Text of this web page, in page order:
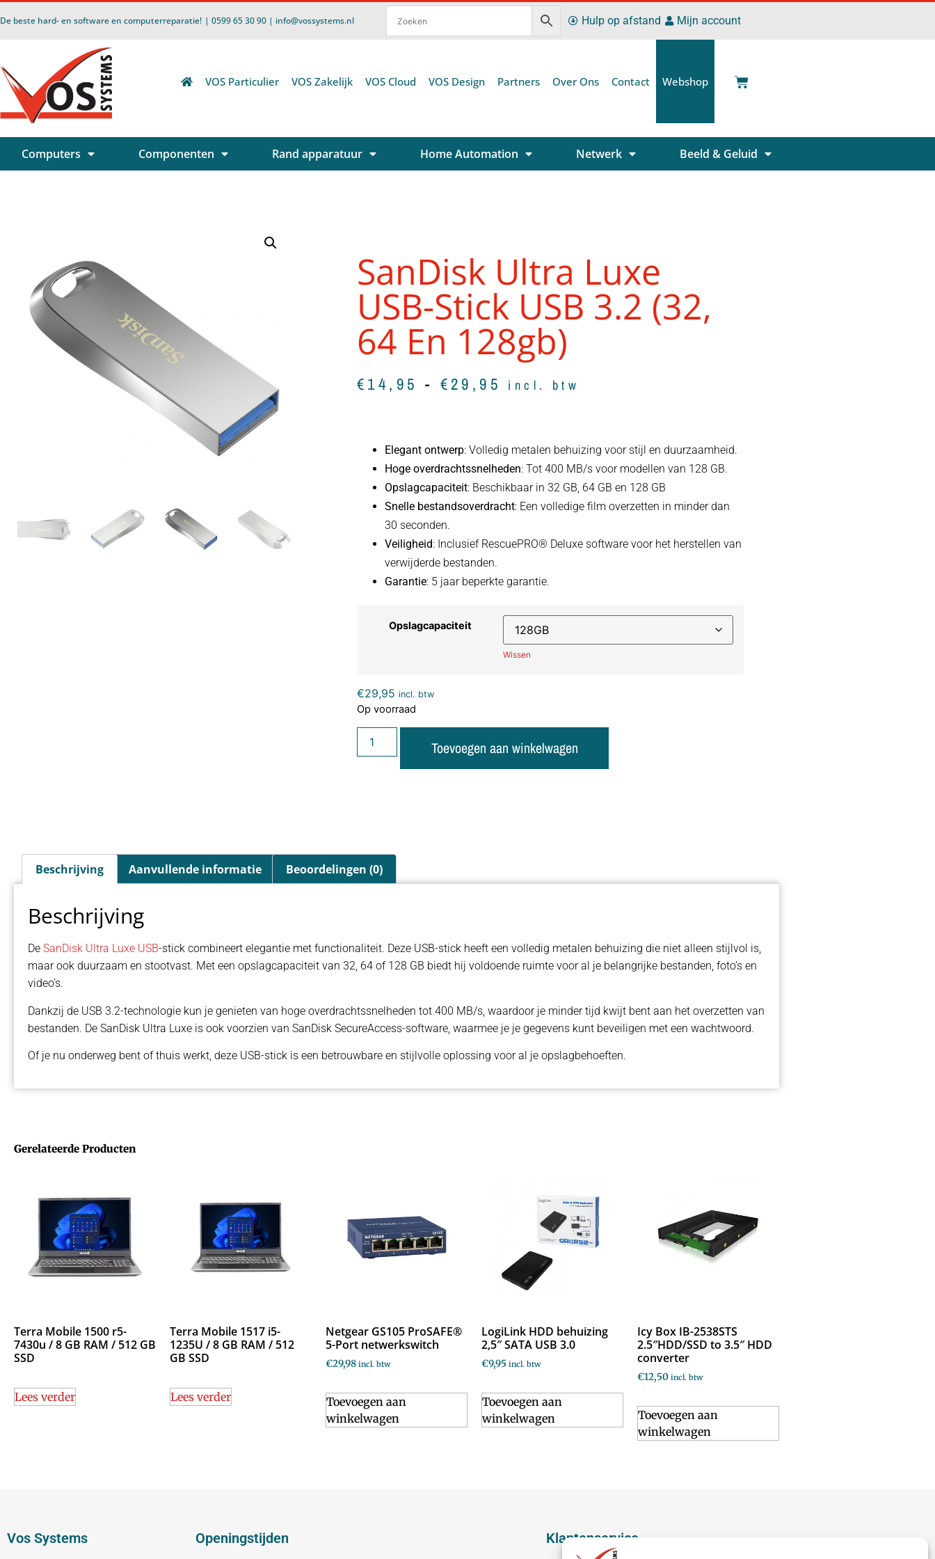
De beste hard- en software en computerreparatie! | 0599 65 30 90 | info@vossystems.nl Hulp op afstand Mijn account
VOS Particulier VOS Zakelijk VOS Cloud VOS Design Partners Over Ons Contact Webshop
Computers Componenten Rand apparatuur Home Automation Netwerk Beeld & Geluid
SanDisk Ultra Luxe
USB-Stick USB 3.2 (32,
64 En 128gb)
€14,95 - €29,95 incl. btw
Elegant ontwerp: Volledig metalen behuizing voor stijl en duurzaamheid.
Hoge overdrachtssnelheden: Tot 400 MB/s voor modellen van 128 GB.
Opslagcapaciteit: Beschikbaar in 32 GB, 64 GB en 128 GB
Snelle bestandsoverdracht: Een volledige film overzetten in minder dan
30 seconden.
Veiligheid: Inclusief RescuePRO® Deluxe software voor het herstellen van
verwijderde bestanden.
Garantie: 5 jaar beperkte garantie.
Opslagcapaciteit
Wissen
€29,95 incl. btw
Op voorraad
Toevoegen aan winkelwagen
Beschrijving Aanvullende informatie Beoordelingen (0)
Beschrijving
De SanDisk Ultra Luxe USB-stick combineert elegantie met functionaliteit. Deze USB-stick heeft een volledig metalen behuizing die niet alleen stijlvol is,
maar ook duurzaam en stootvast. Met een opslagcapaciteit van 32, 64 of 128 GB biedt hij voldoende ruimte voor al je belangrijke bestanden, foto’s en
video’s.
Dankzij de USB 3.2-technologie kun je genieten van hoge overdrachtssnelheden tot 400 MB/s, waardoor je minder tijd kwijt bent aan het overzetten van
bestanden. De SanDisk Ultra Luxe is ook voorzien van SanDisk SecureAccess-software, waarmee je je gegevens kunt beveiligen met een wachtwoord.
Of je nu onderweg bent of thuis werkt, deze USB-stick is een betrouwbare en stijlvolle oplossing voor al je opslagbehoeften.
Gerelateerde Producten
Terra Mobile 1500 r5-
7430u / 8 GB RAM / 512 GB
SSD
Lees verder
Terra Mobile 1517 i5-
1235U / 8 GB RAM / 512
GB SSD
Lees verder
Netgear GS105 ProSAFE®
5-Port netwerkswitch
€29,98 incl. btw
Toevoegen aan
winkelwagen
LogiLink HDD behuizing
2,5″ SATA USB 3.0
€9,95 incl. btw
Toevoegen aan
winkelwagen
Icy Box IB-2538STS
2.5″HDD/SSD to 3.5″ HDD
converter
€12,50 incl. btw
Toevoegen aan
winkelwagen
Vos Systems Openingstijden Klantenservice